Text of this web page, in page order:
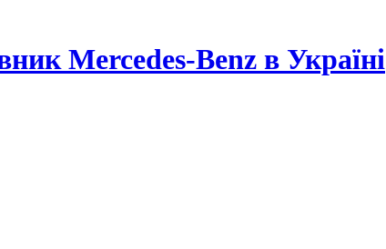
Mercedes-Benz в Україні